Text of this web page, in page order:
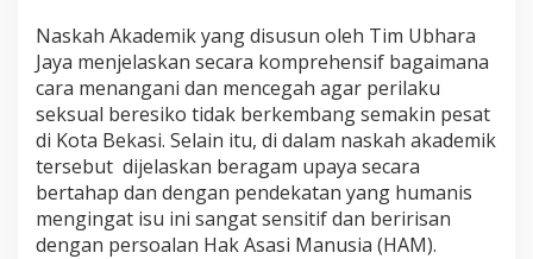
Naskah Akademik yang disusun oleh Tim Ubhara
Jaya menjelaskan secara komprehensif bagaimana
cara menangani dan mencegah agar perilaku
seksual beresiko tidak berkembang semakin pesat
di Kota Bekasi. Selain itu, di dalam naskah akademik
tersebut dijelaskan beragam upaya secara
bertahap dan dengan pendekatan yang humanis
mengingat isu ini sangat sensitif dan beririsan
dengan persoalan Hak Asasi Manusia (HAM).